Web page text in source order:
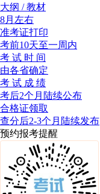
大纲 / 教材
8月左右
准考证打印
考前10天至一周内
考 试 时 间
由各省确定
考 试 成 绩
考后2个月陆续公布
合格证领取
查分后2-3个月陆续发布
预约报考提醒